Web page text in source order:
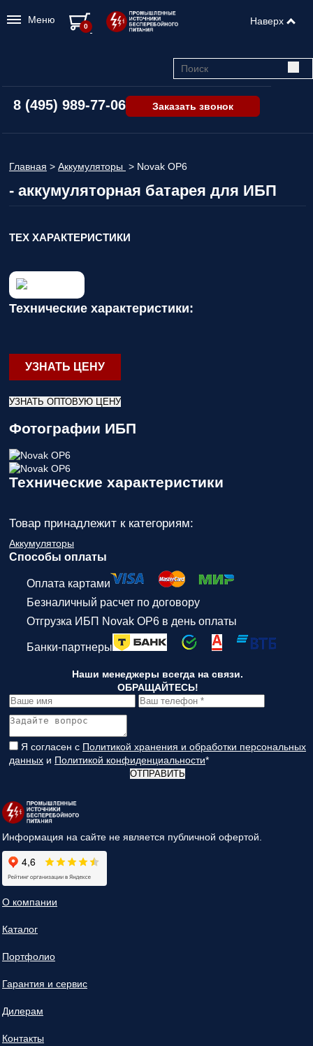
8 (495) 989-77-06 Заказать звонок
Главная > Аккумуляторы > Novak ОР6
- аккумуляторная батарея для ИБП
ТЕХ ХАРАКТЕРИСТИКИ
Технические характеристики:
УЗНАТЬ ЦЕНУ
УЗНАТЬ ОПТОВУЮ ЦЕНУ
Фотографии ИБП
Технические характеристики
Товар принадлежит к категориям:
Аккумуляторы
Способы оплаты
Оплата картами
Безналичный расчет по договору
Отгрузка ИБП Novak ОР6 в день оплаты
Банки-партнеры
Наши менеджеры всегда на связи.
ОБРАЩАЙТЕСЬ!
Я согласен с Политикой хранения и обработки персональных
данных и Политикой конфиденциальности*
ОТПРАВИТЬ
Информация на сайте не является публичной офертой.
О компании
Каталог
Портфолио
Гарантия и сервис
Дилерам
Контакты
Меню Наверх
0